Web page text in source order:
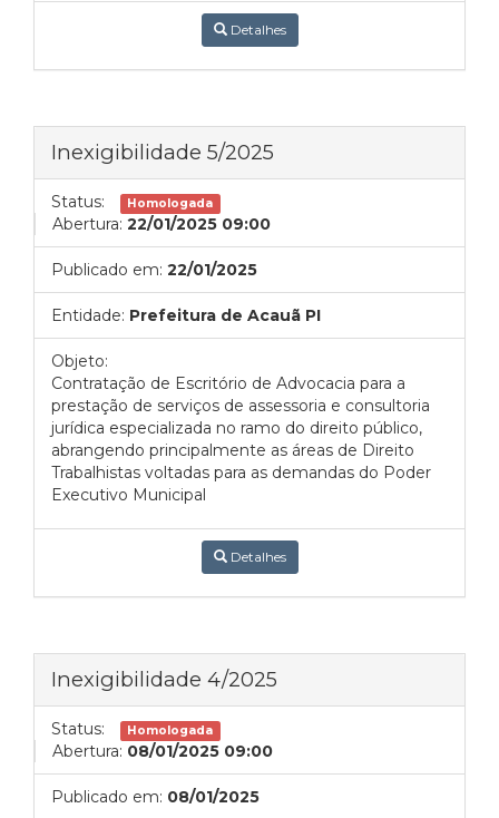
Detalhes
Inexigibilidade 5/2025
Status: Homologada
Abertura: 22/01/2025 09:00
Publicado em: 22/01/2025
Entidade: Prefeitura de Acauã PI
Objeto:
Contratação de Escritório de Advocacia para a
prestação de serviços de assessoria e consultoria
jurídica especializada no ramo do direito público,
abrangendo principalmente as áreas de Direito
Trabalhistas voltadas para as demandas do Poder
Executivo Municipal
Detalhes
Inexigibilidade 4/2025
Status: Homologada
Abertura: 08/01/2025 09:00
Publicado em: 08/01/2025